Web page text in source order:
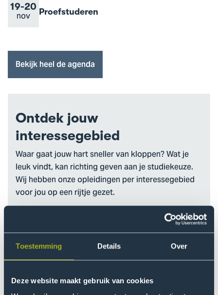
Toestemming Details Over
Deze website maakt gebruik van cookies
Dag
eventEvenement
Van
19-
Tot20
nov Evenement
Proefstuderen
Go
event
Bekijk heel de agenda
Ontdek jouw
interessegebied
Waar gaat jouw hart sneller van kloppen? Wat je
leuk vindt, kan richting geven aan je studiekeuze.
Wij hebben onze opleidingen per interessegebied
voor jou op een rijtje gezet.